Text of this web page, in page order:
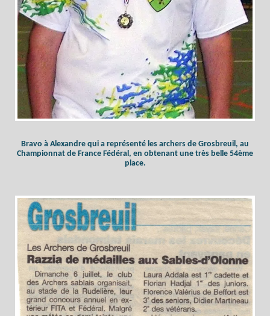
Bravo à Alexandre qui a représenté les archers de Grosbreuil, au
Championnat de France Fédéral, en obtenant une très belle 54ème
place.